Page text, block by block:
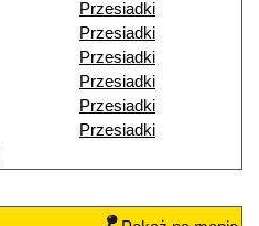
Przesiadki
Przesiadki
Przesiadki
Przesiadki
Przesiadki
Przesiadki